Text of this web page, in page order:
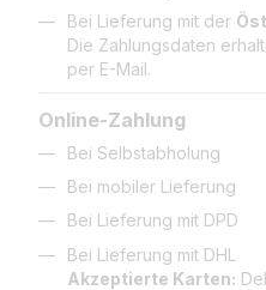
Bei Lieferung mit der
Die Zahlungsdaten
per E-Mail.
Online-Zahlung
Bei Selbstabholung
Bei mobiler Lieferung
Bei Lieferung mit DPD
Bei Lieferung mit DHL
Akzeptierte Karten: